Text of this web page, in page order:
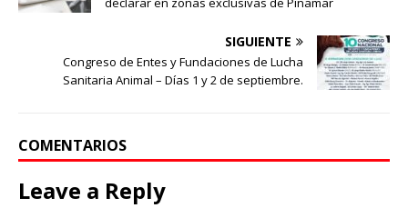
SIGUIENTE
Congreso de Entes y Fundaciones de Lucha
Sanitaria Animal – Días 1 y 2 de septiembre.
COMENTARIOS
Leave a Reply